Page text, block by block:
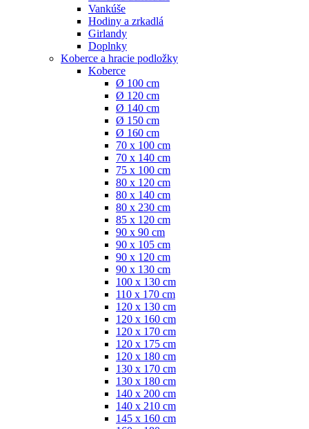
Vankúše
Hodiny a zrkadlá
Girlandy
Doplnky
Koberce a hracie podložky
Koberce
Ø 100 cm
Ø 120 cm
Ø 140 cm
Ø 150 cm
Ø 160 cm
70 x 100 cm
70 x 140 cm
75 x 100 cm
80 x 120 cm
80 x 140 cm
80 x 230 cm
85 x 120 cm
90 x 90 cm
90 x 105 cm
90 x 120 cm
90 x 130 cm
100 x 130 cm
110 x 170 cm
120 x 130 cm
120 x 160 cm
120 x 170 cm
120 x 175 cm
120 x 180 cm
130 x 170 cm
130 x 180 cm
140 x 200 cm
140 x 210 cm
145 x 160 cm